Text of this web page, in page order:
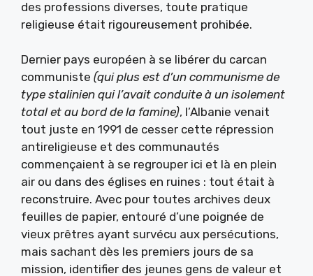
des professions diverses, toute pratique
religieuse était rigoureusement prohibée.
Dernier pays européen à se libérer du carcan
communiste (qui plus est d’un communisme de
type stalinien qui l’avait conduite à un isolement
total et au bord de la famine), l’Albanie venait
tout juste en 1991 de cesser cette répression
antireligieuse et des communautés
commençaient à se regrouper ici et là en plein
air ou dans des églises en ruines : tout était à
reconstruire. Avec pour toutes archives deux
feuilles de papier, entouré d’une poignée de
vieux prêtres ayant survécu aux persécutions,
mais sachant dès les premiers jours de sa
mission, identifier des jeunes gens de valeur et